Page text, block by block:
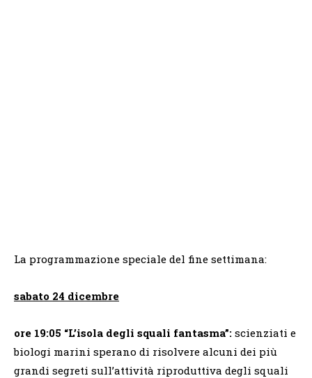
La programmazione speciale del fine settimana:
sabato 24 dicembre
ore 19:05 “L’isola degli squali fantasma”: scienziati e
biologi marini sperano di risolvere alcuni dei più
grandi segreti sull’attività riproduttiva degli squali